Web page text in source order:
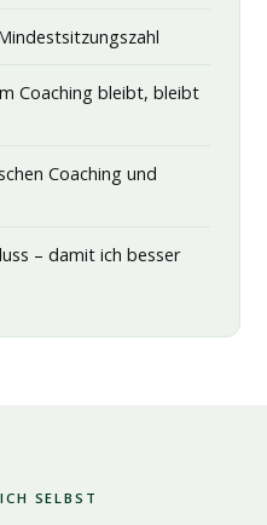
Coaching bleibt, bleibt
Coaching und
– damit ich besser
SELBST